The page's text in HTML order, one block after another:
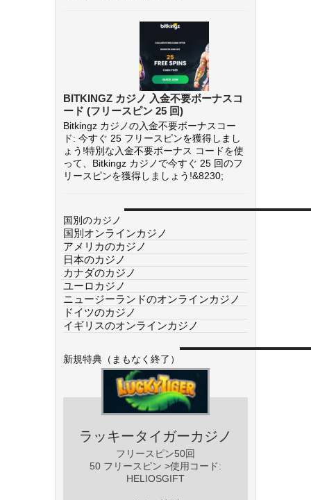
BITKINGZ カジノ 入金不要ボーナスコ
ード (フリースピン 25 回)
Bitkingz カジノの入金不要ボーナスコー
ド: 今すぐ 25 フリースピンを獲得しまし
ょう!特別な入金不要ボーナス コードを使
って、Bitkingz カジノで今すぐ 25 回のフ
リースピンを獲得しましょう!&8230;
国別のカジノ
国別オンラインカジノ
アメリカのカジノ
日本のカジノ
カナダのカジノ
ユーロカジノ
ニュージーランドのオンラインカジノ
ドイツのカジノ
イギリスのオンラインカジノ
新規特典（まもなく終了）
ラッキータイガーカジノ
フリースピン50回
50 フリースピン >使用コード:
HELIOSGIFT